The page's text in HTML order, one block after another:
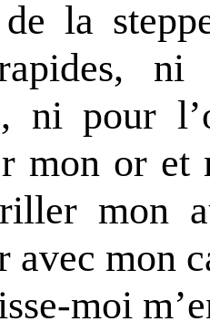
la
ni pour
mon or et
mon
avec mon
moi